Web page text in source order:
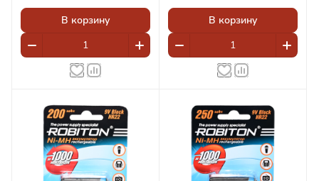
В корзину В корзину